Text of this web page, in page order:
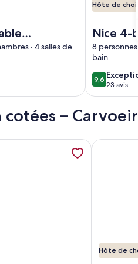
· 4 salles de
Hôte de choix
Nice 4-
villa in
the sea
8 personnes
bain
9,69,6 sur 10
23 avis
(23 avis)
cotées –
sur l’hébergement
Hôte de
Plus de